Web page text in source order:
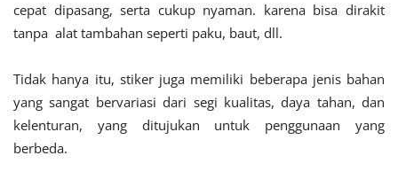
cepat dipasang, serta cukup nyaman. karena bisa dirakit
tanpa alat tambahan seperti paku, baut, dll.
Tidak hanya itu, stiker juga memiliki beberapa jenis bahan
yang sangat bervariasi dari segi kualitas, daya tahan, dan
kelenturan, yang ditujukan untuk penggunaan yang
berbeda.